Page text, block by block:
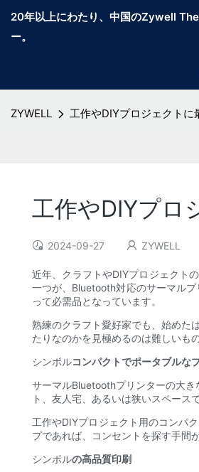
20年以上にわたり、中国のZywell
ー。
ZYWELL 工作やDIYプロジェクト
工作やDIYプロ
2024-09-27 ZYWELL
近年、クラフトやDIYプロジェクト
一つが、Bluetooth対応のサーマル
って必需品となっています。
熟練のクラフト愛好家でも、始めた
たりなのかを見極めるのは難しいも
シンボルコンパクトでポータブルな
サーマルBluetoothプリンターの大
ト、友人宅、あるいは狭いスペース
工作やDIYプロジェクト用のコンパ
プであれば、コンセントを探す手間
シンボルの高品質印刷